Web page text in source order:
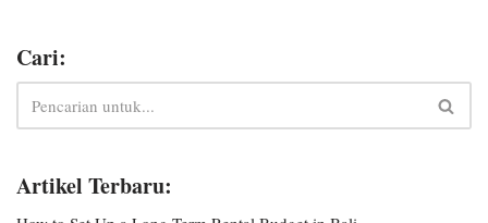
Cari:
Artikel Terbaru: